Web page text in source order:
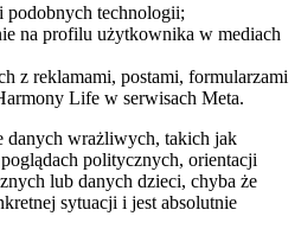
podobnych technologii;
na profilu użytkownika w mediach
z reklamami, postami, formularzami
Life w serwisach Meta.
danych wrażliwych, takich jak
politycznych, orientacji
lub danych dzieci, chyba że
sytuacji i jest absolutnie